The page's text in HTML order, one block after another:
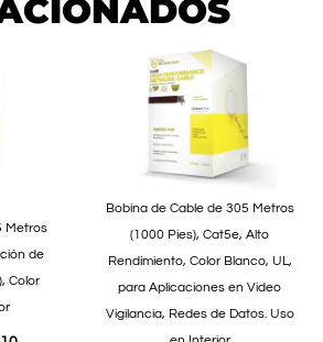
Metros
de
Color
Bobina de Cable de 305 Metros
(1000 Pies), Cat5e, Alto
Rendimiento, Color Blanco, UL,
para Aplicaciones en Video
Vigilancia, Redes de Datos. Uso